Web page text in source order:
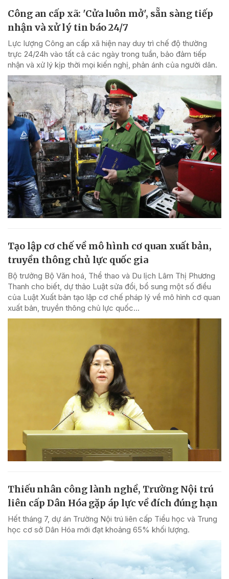
Công an cấp xã: 'Cửa luôn mở', sẵn sàng tiếp
nhận và xử lý tin báo 24/7
Lực lượng Công an cấp xã hiện nay duy trì chế độ thường
trực 24/24h vào tất cả các ngày trong tuần, bảo đảm tiếp
nhận và xử lý kịp thời mọi kiến nghị, phản ánh của người dân.
Tạo lập cơ chế về mô hình cơ quan xuất bản,
truyền thông chủ lực quốc gia
Bộ trưởng Bộ Văn hoá, Thể thao và Du lịch Lâm Thị Phương
Thanh cho biết, dự thảo Luật sửa đổi, bổ sung một số điều
của Luật Xuất bản tạo lập cơ chế pháp lý về mô hình cơ quan
xuất bản, truyền thông chủ lực quốc...
Thiếu nhân công lành nghề, Trường Nội trú
liên cấp Dân Hóa gặp áp lực về đích đúng hạn
Hết tháng 7, dự án Trường Nội trú liên cấp Tiểu học và Trung
học cơ sở Dân Hóa mới đạt khoảng 65% khối lượng.